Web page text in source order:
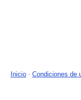
Inicio - Condiciones de